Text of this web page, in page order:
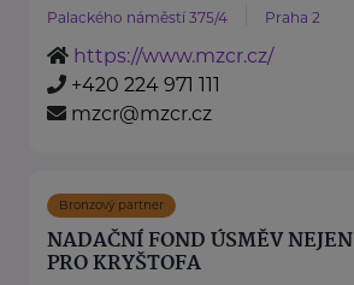
Palackého náměstí 375/4 Praha 2
https://www.mzcr.cz/
+420 224 971 111
mzcr@mzcr.cz
Bronzový partner
NADAČNÍ FOND ÚSMĚV NEJEN
PRO KRYŠTOFA